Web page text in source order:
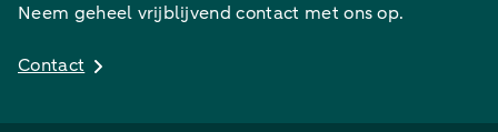
Neem geheel vrijblijvend contact met ons op.
Contact